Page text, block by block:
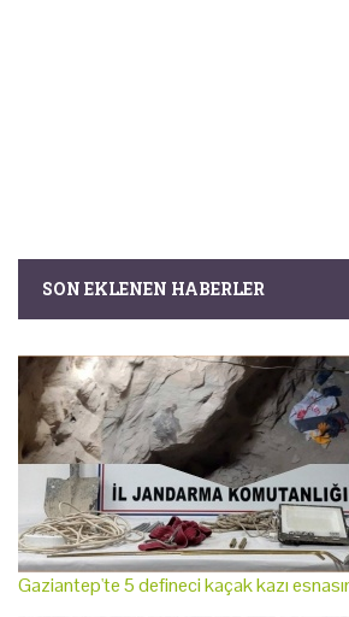
SON EKLENEN HABERLER
Gaziantep'te 5 defineci kaçak kazı